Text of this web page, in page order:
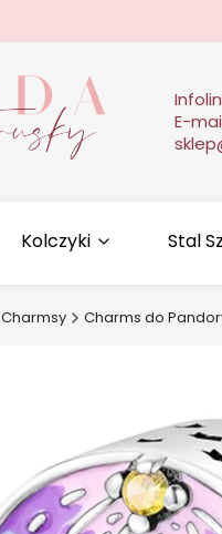
E-
Kolczyki Stal
Charmsy Charms do